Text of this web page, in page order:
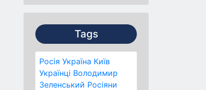
Tags
Росія Україна Київ
Українці Володимир
Зеленський Росіяни